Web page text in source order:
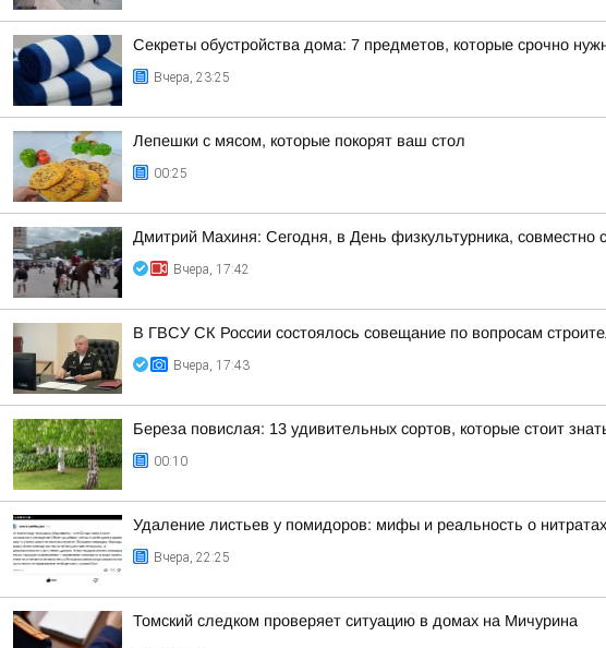
Секреты обустройства дома: 7 предметов, которые срочно
Вчера, 23:25
Лепешки с мясом, которые покорят ваш стол
00:25
Дмитрий Махиня: Сегодня, в День физкультурника,
Вчера, 17:42
В ГВСУ СК России состоялось совещание по вопросам
Вчера, 17:43
Береза повислая: 13 удивительных сортов, которые стоит
00:10
Удаление листьев у помидоров: мифы и реальность о нитратах
Вчера, 22:25
Томский следком проверяет ситуацию в домах на Мичурина